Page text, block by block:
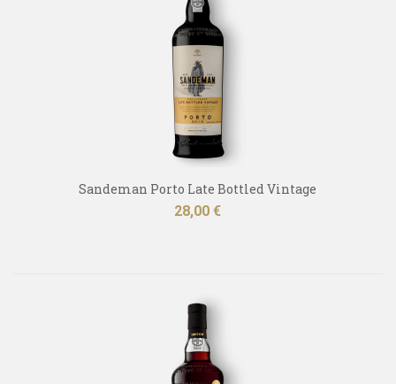
Sandeman Porto Late Bottled Vintage
Kaina
28,00 €